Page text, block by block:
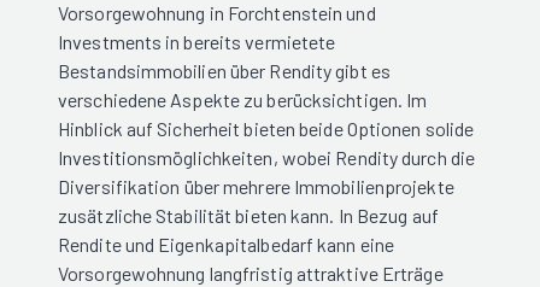
Vorsorgewohnung in Forchtenstein und
Investments in bereits vermietete
Bestandsimmobilien über Rendity gibt es
verschiedene Aspekte zu berücksichtigen. Im
Hinblick auf Sicherheit bieten beide Optionen solide
Investitionsmöglichkeiten, wobei Rendity durch die
Diversifikation über mehrere Immobilienprojekte
zusätzliche Stabilität bieten kann. In Bezug auf
Rendite und Eigenkapitalbedarf kann eine
Vorsorgewohnung langfristig attraktive Erträge